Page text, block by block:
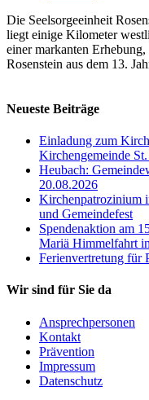
Die Seelsorgeeinheit
liegt einige Kilometer
einer markanten
Rosenstein aus dem 13.
Neueste Beiträge
Einladung zum
Kirchengemeinde
Heubach:
20.08.2026
Kirchenpatrozinium
und Gemeindefest
Spendenaktion am
Mariä Himmelfahrt
Ferienvertretung für
Wir sind für Sie da
Ansprechpersonen
Kontakt
Prävention
Impressum
Datenschutz